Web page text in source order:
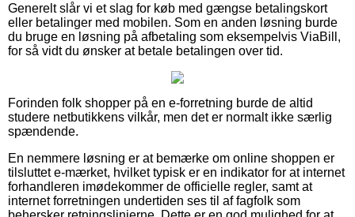
Generelt slår vi et slag for køb med gængse betalingskort
eller betalinger med mobilen. Som en anden løsning burde
du bruge en løsning på afbetaling som eksempelvis ViaBill,
for så vidt du ønsker at betale betalingen over tid.
Forinden folk shopper på en e-forretning burde de altid
studere netbutikkens vilkår, men det er normalt ikke særlig
spændende.
En nemmere løsning er at bemærke om online shoppen er
tilsluttet e-mærket, hvilket typisk er en indikator for at internet
forhandleren imødekommer de officielle regler, samt at
internet forretningen undertiden ses til af fagfolk som